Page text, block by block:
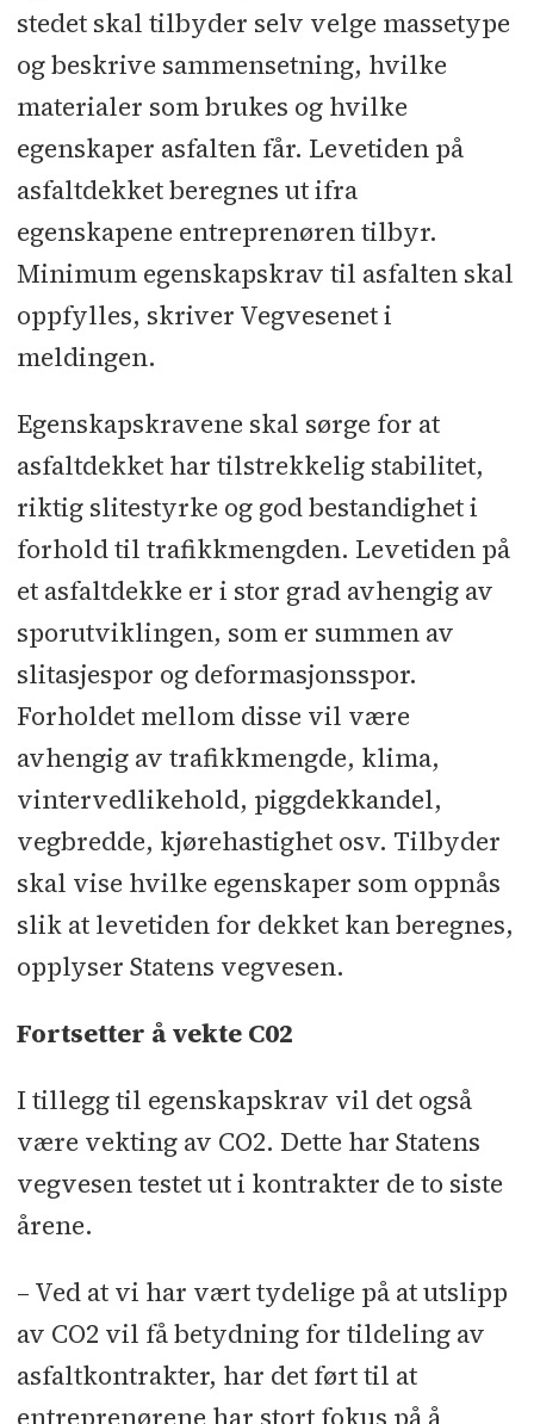
stedet skal tilbyder selv velge massetype
og beskrive sammensetning, hvilke
materialer som brukes og hvilke
egenskaper asfalten får. Levetiden på
asfaltdekket beregnes ut ifra
egenskapene entreprenøren tilbyr.
Minimum egenskapskrav til asfalten skal
oppfylles, skriver Vegvesenet i
meldingen.
Egenskapskravene skal sørge for at
asfaltdekket har tilstrekkelig stabilitet,
riktig slitestyrke og god bestandighet i
forhold til trafikkmengden. Levetiden på
et asfaltdekke er i stor grad avhengig av
sporutviklingen, som er summen av
slitasjespor og deformasjonsspor.
Forholdet mellom disse vil være
avhengig av trafikkmengde, klima,
vintervedlikehold, piggdekkandel,
vegbredde, kjørehastighet osv. Tilbyder
skal vise hvilke egenskaper som oppnås
slik at levetiden for dekket kan beregnes,
opplyser Statens vegvesen.
Fortsetter å vekte C02
I tillegg til egenskapskrav vil det også
være vekting av CO2. Dette har Statens
vegvesen testet ut i kontrakter de to siste
årene.
– Ved at vi har vært tydelige på at utslipp
av CO2 vil få betydning for tildeling av
asfaltkontrakter, har det ført til at